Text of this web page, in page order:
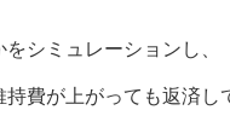
シミュレーションし、
持費が上がっても返済し